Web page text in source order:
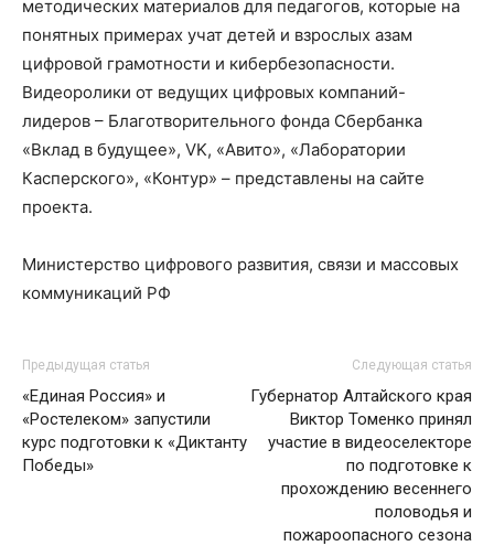
методических материалов для педагогов, которые на
понятных примерах учат детей и взрослых азам
цифровой грамотности и кибербезопасности.
Видеоролики от ведущих цифровых компаний-
лидеров – Благотворительного фонда Сбербанка
«Вклад в будущее», VK, «Авито», «Лаборатории
Касперского», «Контур» – представлены на сайте
проекта.
Министерство цифрового развития, связи и массовых
коммуникаций РФ
Предыдущая статья
«Единая Россия» и
«Ростелеком» запустили
курс подготовки к «Диктанту
Победы»
Следующая статья
Губернатор Алтайского края
Виктор Томенко принял
участие в видеоселекторе
по подготовке к
прохождению весеннего
половодья и
пожароопасного сезона